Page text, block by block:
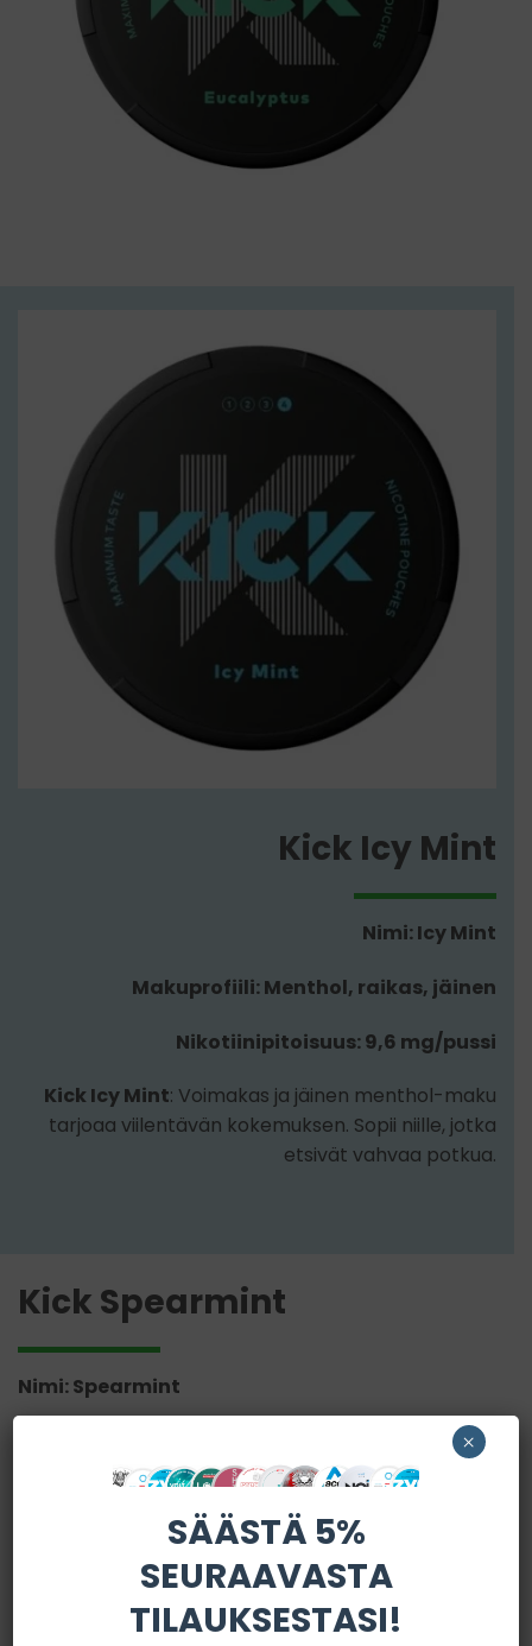
Kick Icy Mint
Nimi: Icy Mint
Makuprofiili: Menthol, raikas, jäinen
Nikotiinipitoisuus: 9,6 mg/pussi
Kick Icy Mint: Voimakas ja jäinen menthol-maku
tarjoaa viilentävän kokemuksen. Sopii niille, jotka
etsivät vahvaa potkua.
Kick Spearmint
Nimi: Spearmint
Nikotiinipitoisuus: 4 mg/pussi
Kick Spearmint: Pehmeä ja makea spearmint-
maku sopii perinteisten minttupussien ystäville ja
SÄÄSTÄ 5%
SEURAAVASTA
TILAUKSESTASI!
×